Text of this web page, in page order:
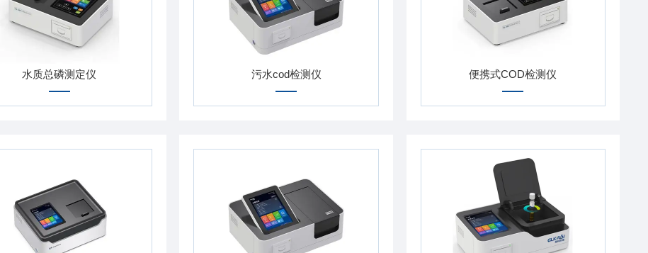
水质总磷测定仪 污水cod检测仪 便携式COD检测仪